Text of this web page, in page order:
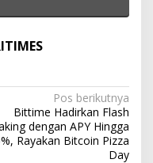
Pos berikutnya
Bittime Hadirkan Flash
dengan APY Hingga
Rayakan Bitcoin Pizza
Day